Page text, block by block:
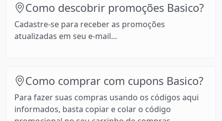
Como descobrir promoções Basico?
Cadastre-se para receber as promoções
atualizadas em seu e-mail...
Como comprar com cupons Basico?
Para fazer suas compras usando os códigos aqui
informados, basta copiar e colar o código